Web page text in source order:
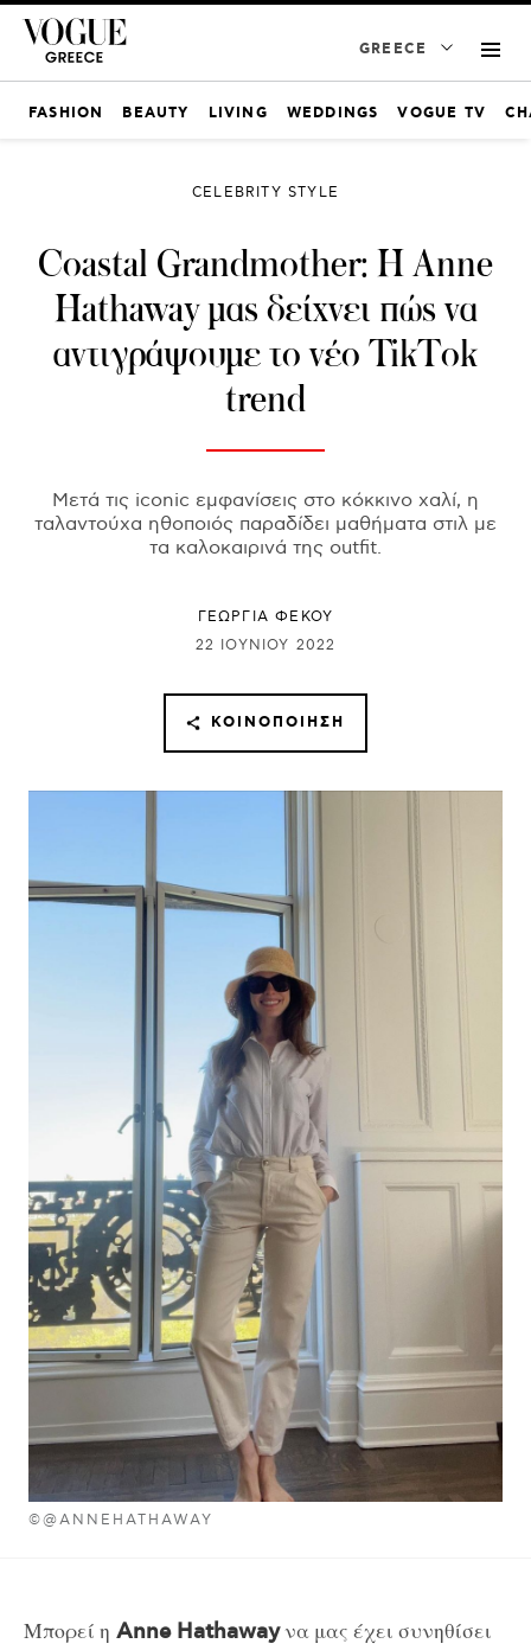
GREECE
FASHION BEAUTY LIVING WEDDINGS VOGUE TV
©@ANNEHATHAWAY
CELEBRITY STYLE
Coastal Grandmother: H Anne
Hathaway μας δείχνει πώς να
αντιγράψουμε το νέο TikTok
trend
Μετά τις iconic εμφανίσεις στο κόκκινο χαλί, η
ταλαντούχα ηθοποιός παραδίδει μαθήματα στιλ με
τα καλοκαιρινά της outfit.
ΓΕΩΡΓΙΑ ΦΕΚΟΥ
22 ΙΟΥΝΊΟΥ 2022
ΚΟΙΝΟΠΟΊΗΣΗ
Mπορεί η Anne Hathawayνα μας έχει συνηθίσει